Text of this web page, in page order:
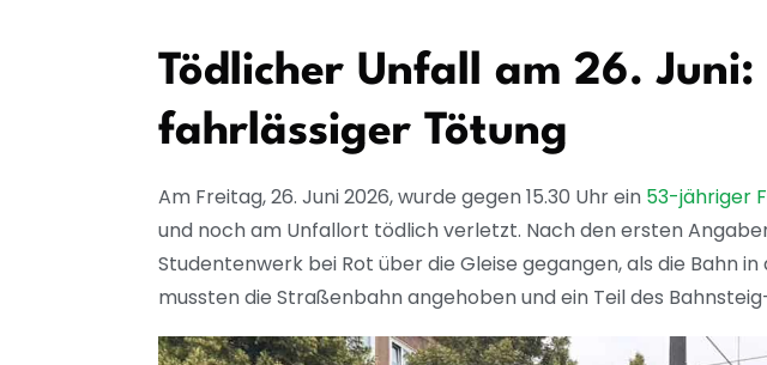
Tödlicher Unfall am 26.
fahrlässiger Tötung
Am Freitag, 26. Juni 2026, wurde gegen 15.30 Uhr ein 53-jähriger
und noch am Unfallort tödlich verletzt. Nach den ersten
Studentenwerk bei Rot über die Gleise gegangen, als die Bahn
mussten die Straßenbahn angehoben und ein Teil des